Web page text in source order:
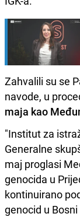
Zahvalili su se
navode, u
maja kao
"Institut za
Generalne
maj proglasi
genocida u
kontinuirano
genocid u